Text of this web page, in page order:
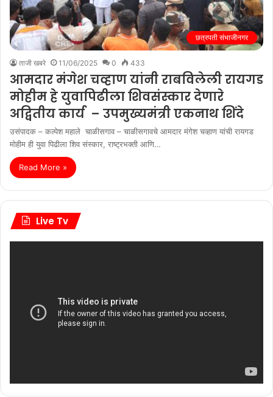
छत्रपती संभाजीनगर
ताजी खबरे 11/06/2025 0 433
आमदार मंगेश चव्हाण यांनी राबविलेली रायगड
मोहीम हे युवापिढीला शिवसंस्कार देणारे
अद्वितीय कार्य – उपमुख्यमंत्री एकनाथ शिंदे
उसंपादक – कल्पेश महाले चाळीसगाव – चाळीसगावचे आमदार मंगेश चव्हाण यांची रायगड
मोहीम ही युवा पिढीला शिव संस्कार, राष्ट्रभक्ती आणि…
Read More »
Live Tv